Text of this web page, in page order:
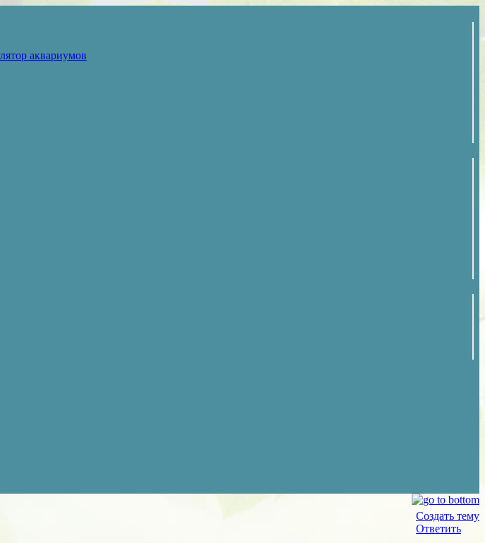
аквариумов
Создать тему
Ответить